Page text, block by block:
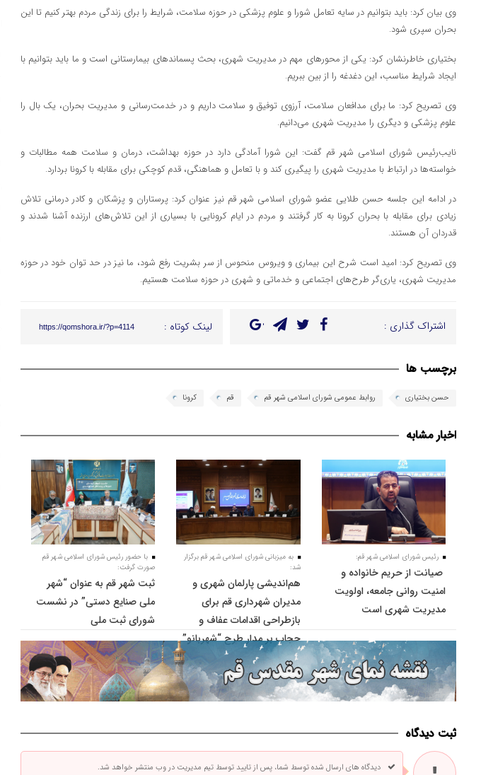
وی بیان کرد: باید بتوانیم در سایه تعامل شورا و علوم پزشکی در حوزه سلامت، شرایط را برای زندگی مردم بهتر کنیم تا این
بحران سپری شود.
بختیاری خاطرنشان کرد: یکی از محورهای مهم در مدیریت شهری، بحث پسماندهای بیمارستانی است و ما باید بتوانیم با
ایجاد شرایط مناسب، این دغدغه را از بین ببریم.
وی تصریح کرد: ما برای مدافعان سلامت، آرزوی توفیق و سلامت داریم و در خدمت‌رسانی و مدیریت بحران، یک بال را
علوم پزشکی و دیگری را مدیریت شهری می‌دانیم.
نایب‌رئیس شورای اسلامی شهر قم گفت: این شورا آمادگی دارد در حوزه بهداشت، درمان و سلامت همه مطالبات و
خواسته‌ها در ارتباط با مدیریت شهری را پیگیری کند و با تعامل و هماهنگی، قدم کوچکی برای مقابله با کرونا بردارد.
در ادامه این جلسه حسن طلایی عضو شورای اسلامی شهر قم نیز عنوان کرد: پرستاران و پزشکان و کادر درمانی تلاش
زیادی برای مقابله با بحران کرونا به کار گرفتند و مردم در ایام کرونایی با بسیاری از این تلاش‌های ارزنده آشنا شدند و
قدردان آن هستند.
وی تصریح کرد: امید است شرح این بیماری و ویروس منحوس از سر بشریت رفع شود، ما نیز در حد توان خود در حوزه
مدیریت شهری، یاری‌گر طرح‌های اجتماعی و خدماتی و شهری در حوزه سلامت هستیم.
اشتراک گذاری : لینک کوتاه : https://qomshora.ir/?p=4114
برچسب ها
حسن بختیاری روابط عمومی شورای اسلامی شهر قم قم کرونا
اخبار مشابه
رئیس شورای اسلامی شهر قم:
صیانت از حریم خانواده و
امنیت روانی جامعه، اولویت
مدیریت شهری است
به میزبانی شورای اسلامی شهر قم برگزار
شد:
هم‌اندیشی پارلمان شهری و
مدیران شهرداری قم برای
بازطراحی اقدامات عفاف و
حجاب بر مدار طرح “شهربانو”
با حضور رئیس شورای اسلامی شهر قم
صورت گرفت:
ثبت شهر قم به عنوان “شهر
ملی صنایع دستی” در نشست
شورای ثبت ملی
ثبت دیدگاه
دیدگاه های ارسال شده توسط شما، پس از تایید توسط تیم مدیریت در وب منتشر خواهد شد.